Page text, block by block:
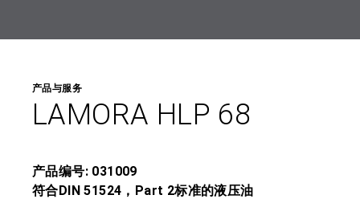
产品与服务
LAMORA HLP 68
产品编号: 031009
符合DIN 51524，Part 2标准的液压油